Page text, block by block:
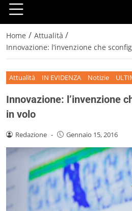
Home / Attualità /
Innovazione: l’invenzione che
Attualità IN EVIDENZA Notizie
Innovazione: l’invenzione
in volo
Redazione - Gennaio 15, 2016